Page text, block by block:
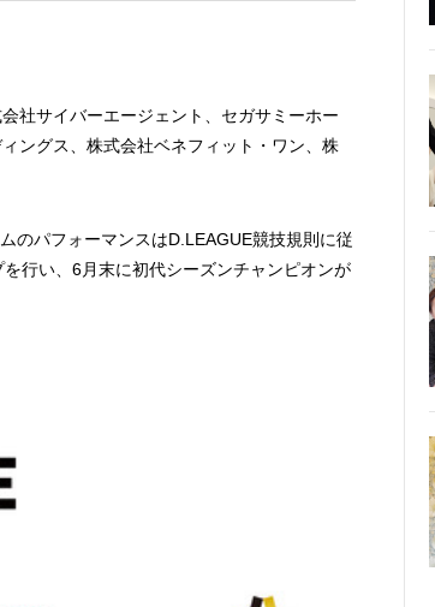
社サイバーエージェント、セガサミーホー
ングス、株式会社ベネフィット・ワン、株
のパフォーマンスはD.LEAGUE競技規則に従
行い、6月末に初代シーズンチャンピオンが